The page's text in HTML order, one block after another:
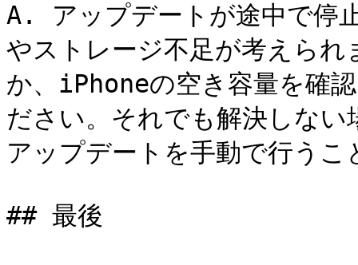
A. アップデートが途中で停
やストレージ不足が考えら
か、iPhoneの空き容量を確
ださい。それでも解決しな
アップデートを手動で行うこ
## 最後